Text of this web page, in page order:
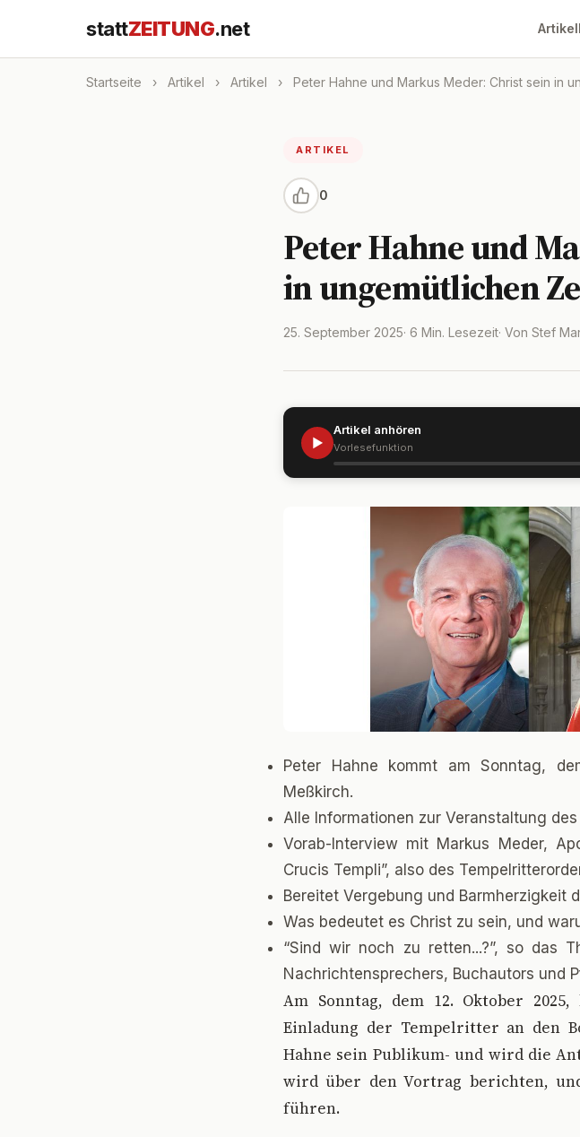
stattZEITUNG.net Artikel
Startseite › Artikel › Artikel › Peter Hahne und Markus Meder: Christ sein in
ARTIKEL
0
Peter Hahne und
in ungemütlichen
25. September 2025· 6 Min. Lesezeit· Von Stef
▶
Artikel anhören
Vorlesefunktion
Peter Hahne kommt am Sonntag,
Meßkirch.
Alle Informationen zur Veranstaltung
Vorab-Interview mit Markus Meder,
Crucis Templi”, also des
Bereitet Vergebung und Barmherzigkeit
Was bedeutet es Christ zu sein, und
“Sind wir noch zu retten...?”, so das
Nachrichtensprechers, Buchautors und
Am Sonntag, dem 12. Oktober
Einladung der Tempelritter an den
Hahne sein Publikum- und wird die
wird über den Vortrag berichten,
führen.